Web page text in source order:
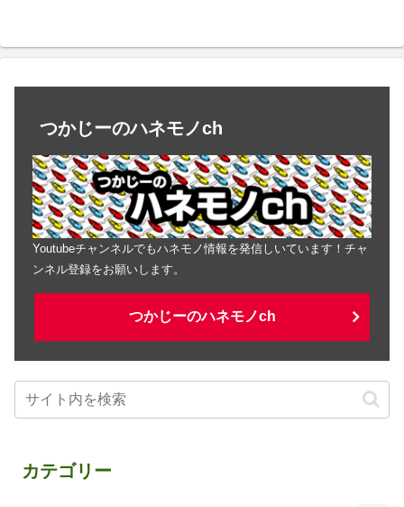
つかじーのハネモノch
Youtubeチャンネルでもハネモノ情報を発信しいています！チャ
ンネル登録をお願いします。
つかじーのハネモノch
カテゴリー